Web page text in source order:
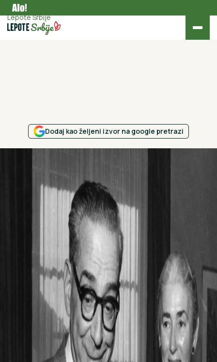
Kultura
Lepote Srbije
Dodaj kao željeni izvor na google pretrazi